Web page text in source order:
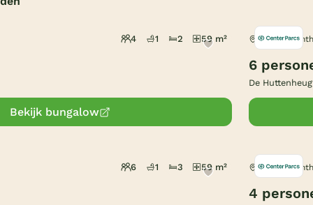
4 1 2 59 m²
Bekijk bungalow
Dalen,
6
De
6 1 3 59 m² Dalen,
4